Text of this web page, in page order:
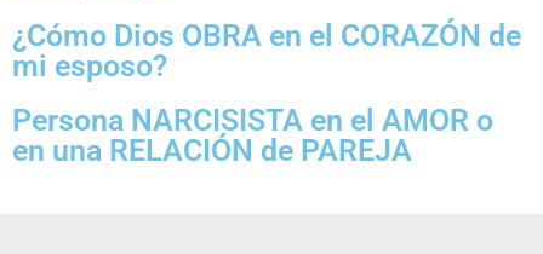
¿Cómo Dios OBRA en el CORAZÓN de
mi esposo?
Persona NARCISISTA en el AMOR o
en una RELACIÓN de PAREJA